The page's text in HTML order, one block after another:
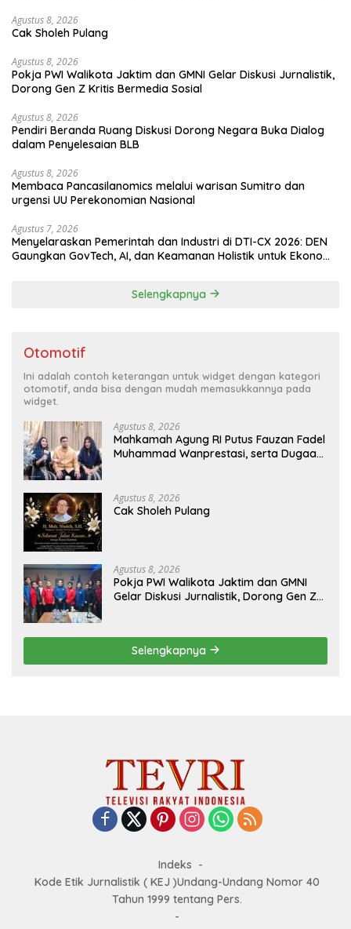
Agustus 8, 2026
Cak Sholeh Pulang
Agustus 8, 2026
Pokja PWI Walikota Jaktim dan GMNI Gelar Diskusi Jurnalistik,
Dorong Gen Z Kritis Bermedia Sosial
Agustus 8, 2026
Pendiri Beranda Ruang Diskusi Dorong Negara Buka Dialog
dalam Penyelesaian BLB
Agustus 8, 2026
Membaca Pancasilanomics melalui warisan Sumitro dan
urgensi UU Perekonomian Nasional
Agustus 7, 2026
Menyelaraskan Pemerintah dan Industri di DTI-CX 2026: DEN
Gaungkan GovTech, AI, dan Keamanan Holistik untuk Ekonomi
Selengkapnya
Otomotif
Ini adalah contoh keterangan untuk widget dengan kategori
otomotif, anda bisa dengan mudah memasukkannya pada
widget.
Agustus 8, 2026
Mahkamah Agung RI Putus Fauzan Fadel
Muhammad Wanprestasi, serta Dugaan
Agustus 8, 2026
Cak Sholeh Pulang
Agustus 8, 2026
Pokja PWI Walikota Jaktim dan GMNI
Gelar Diskusi Jurnalistik, Dorong Gen Z
Selengkapnya
Indeks
Kode Etik Jurnalistik ( KEJ )Undang-Undang Nomor 40
Tahun 1999 tentang Pers.